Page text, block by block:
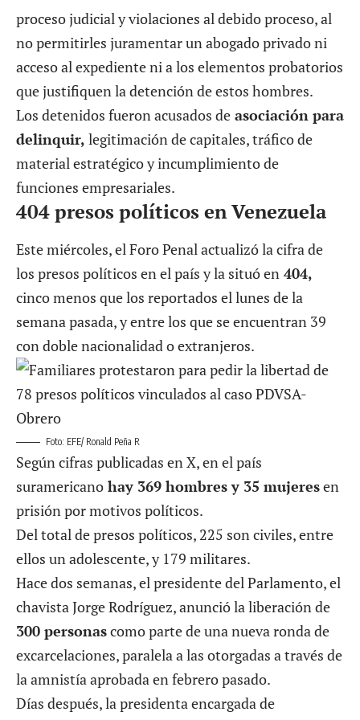
proceso judicial y violaciones al debido proceso, al
no permitirles juramentar un abogado privado ni
acceso al expediente ni a los elementos probatorios
que justifiquen la detención de estos hombres.
Los detenidos fueron acusados de asociación para
delinquir, legitimación de capitales, tráfico de
material estratégico y incumplimiento de
funciones empresariales.
404 presos políticos en Venezuela
Este miércoles, el Foro Penal actualizó la cifra de
los presos políticos en el país y la situó en 404,
cinco menos que los reportados el lunes de la
semana pasada, y entre los que se encuentran 39
con doble nacionalidad o extranjeros.
Foto: EFE/ Ronald Peña R
Según cifras publicadas en X, en el país
suramericano hay 369 hombres y 35 mujeresen
prisión por motivos políticos.
Del total de presos políticos, 225 son civiles, entre
ellos un adolescente, y 179 militares.
Hace dos semanas, el presidente del Parlamento, el
chavista Jorge Rodríguez, anunció la liberación de
300 personascomo parte de una nueva ronda de
excarcelaciones, paralela a las otorgadas a través de
la amnistía aprobada en febrero pasado.
Días después, la presidenta encargada de